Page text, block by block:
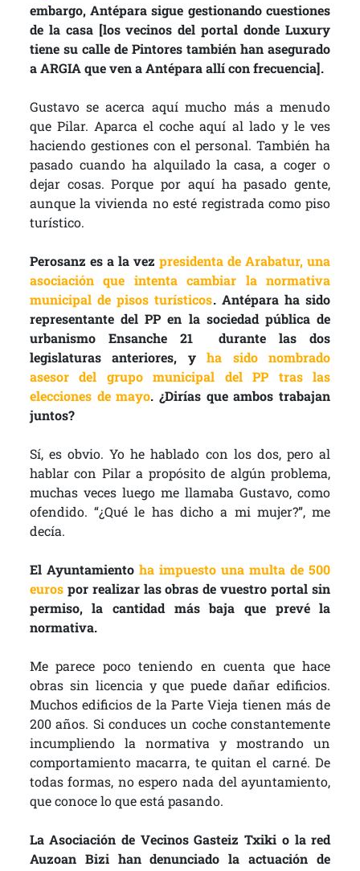
embargo, Antépara sigue gestionando cuestiones
de la casa [los vecinos del portal donde Luxury
tiene su calle de Pintores también han asegurado
a ARGIA que ven a Antépara allí con frecuencia].
Gustavo se acerca aquí mucho más a menudo
que Pilar. Aparca el coche aquí al lado y le ves
haciendo gestiones con el personal. También ha
pasado cuando ha alquilado la casa, a coger o
dejar cosas. Porque por aquí ha pasado gente,
aunque la vivienda no esté registrada como piso
turístico.
Perosanz es a la vezpresidenta de Arabatur, una
asociación que intenta cambiar la normativa
municipal de pisos turísticos. Antépara ha sido
representante del PP en la sociedad pública de
urbanismo Ensanche 21 durante las dos
legislaturas anteriores, yha sido nombrado
asesor del grupo municipal del PP tras las
elecciones de mayo. ¿Dirías que ambos trabajan
juntos?
Sí, es obvio. Yo he hablado con los dos, pero al
hablar con Pilar a propósito de algún problema,
muchas veces luego me llamaba Gustavo, como
ofendido. “¿Qué le has dicho a mi mujer?”, me
decía.
El Ayuntamiento ha impuesto una multa de 500
eurospor realizar las obras de vuestro portal sin
permiso, la cantidad más baja que prevé la
normativa.
Me parece poco teniendo en cuenta que hace
obras sin licencia y que puede dañar edificios.
Muchos edificios de la Parte Vieja tienen más de
200 años. Si conduces un coche constantemente
incumpliendo la normativa y mostrando un
comportamiento macarra, te quitan el carné. De
todas formas, no espero nada del ayuntamiento,
que conoce lo que está pasando.
La Asociación de Vecinos Gasteiz Txiki o la red
Auzoan Bizi han denunciado la actuación de